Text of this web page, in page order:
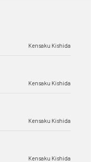
Kensaku Kishida
Kensaku Kishida
Kensaku Kishida
Kensaku Kishida